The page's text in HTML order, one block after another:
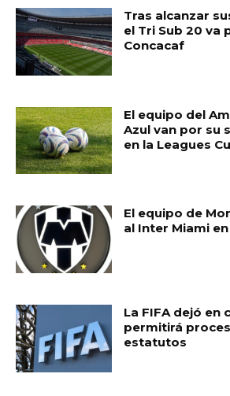
Tras alcanzar
el Tri Sub 20 va
Concacaf
El equipo del
Azul van por su
en la Leagues
El equipo de
al Inter Miami
La FIFA dejó en
permitirá
estatutos